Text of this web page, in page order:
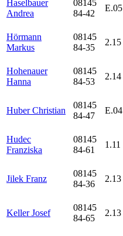
Haselbauer
Andrea
08145
84-42
E.05
Hörmann
Markus
08145
84-35
2.15
Hohenauer
Hanna
08145
84-53
2.14
Huber Christian
08145
84-47
E.04
Hudec
Franziska
08145
84-61
1.11
Jilek Franz
08145
84-36
2.13
Keller Josef
08145
84-65
2.13